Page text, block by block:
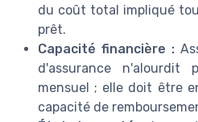
du coût total impliqué
prêt.
Capacité financière :
d'assurance
mensuel ; elle doit être
capacité de